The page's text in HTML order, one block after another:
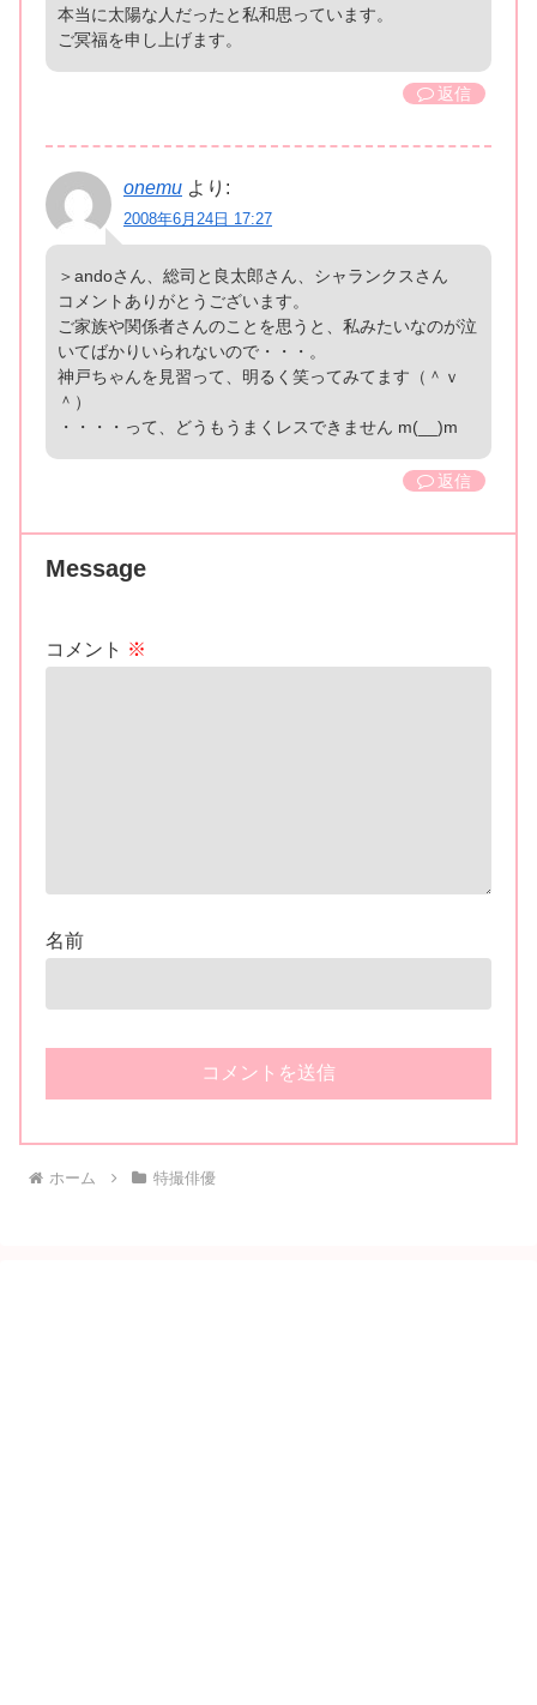
本当に太陽な人だったと私和思っています。
ご冥福を申し上げます。
返信
onemu より:
2008年6月24日 17:27
＞andoさん、総司と良太郎さん、シャランクスさん
コメントありがとうございます。
ご家族や関係者さんのことを思うと、私みたいなのが泣
いてばかりいられないので・・・。
神戸ちゃんを見習って、明るく笑ってみてます（＾ｖ
＾）
・・・・って、どうもうまくレスできません m(__)m
返信
Message
コメント ※
名前
ホーム 特撮俳優